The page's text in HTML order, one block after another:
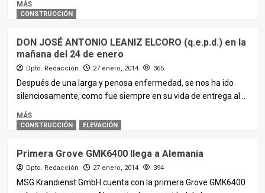
MÁS
CONSTRUCCIÓN
DON JOSÉ ANTONIO LEANIZ ELCORO (q.e.p.d.) en la
mañana del 24 de enero
Dpto. Redacción 27 enero, 2014 365
Después de una larga y penosa enfermedad, se nos ha ido
silenciosamente, como fue siempre en su vida de entrega al...
MÁS
CONSTRUCCIÓN ELEVACIÓN
Primera Grove GMK6400 llega a Alemania
Dpto. Redacción 27 enero, 2014 394
MSG Krandienst GmbH cuenta con la primera Grove GMK6400